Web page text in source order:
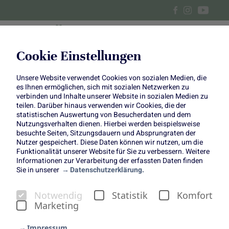
Cookie Einstellungen
Unsere Website verwendet Cookies von sozialen Medien, die
es Ihnen ermöglichen, sich mit sozialen Netzwerken zu
verbinden und Inhalte unserer Website in sozialen Medien zu
teilen. Darüber hinaus verwenden wir Cookies, die der
statistischen Auswertung von Besucherdaten und dem
Nutzungsverhalten dienen. Hierbei werden beispielsweise
besuchte Seiten, Sitzungsdauern und Absprungraten der
Nutzer gespeichert. Diese Daten können wir nutzen, um die
Funktionalität unserer Website für Sie zu verbessern. Weitere
Informationen zur Verarbeitung der erfassten Daten finden
Sie in unserer
Datenschutzerklärung.
Notwendig Statistik
Komfort
Marketing
Centerpiece im Juni
Schwebender Sommerkranz
mit tanzenden Blumen
Manchmal entstehen die schönsten Dekorationen ganz
nebenbei: Dieser luftige Blumenkranz hat sich während
des Fotografierens ganz von selbst im Wind gedreht und
die Sommerblumen förmlich tanzen lassen. Das